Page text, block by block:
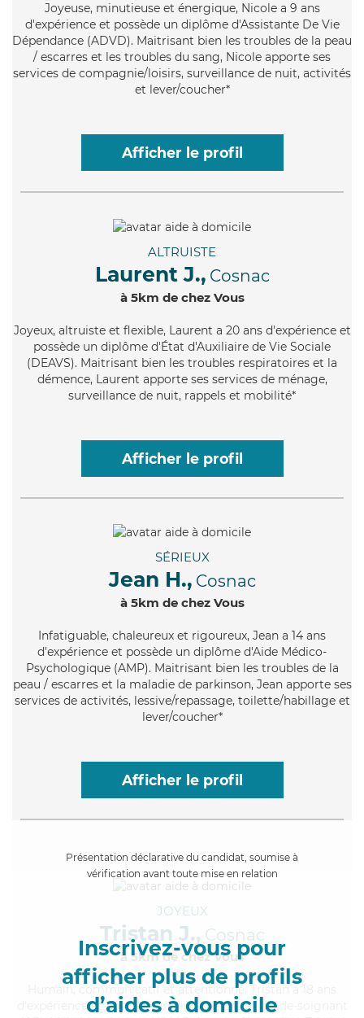
Joyeuse, minutieuse et énergique, Nicole a 9 ans
d'expérience et possède un diplôme d'Assistante De Vie
Dépendance (ADVD). Maitrisant bien les troubles de la peau
/ escarres et les troubles du sang, Nicole apporte ses
services de compagnie/loisirs, surveillance de nuit, activités
et lever/coucher*
Afficher le profil
ALTRUISTE
Laurent J., Cosnac
à 5km de chez Vous
Joyeux, altruiste et flexible, Laurent a 20 ans d'expérience et
possède un diplôme d'État d'Auxiliaire de Vie Sociale
(DEAVS). Maitrisant bien les troubles respiratoires et la
démence, Laurent apporte ses services de ménage,
surveillance de nuit, rappels et mobilité*
Afficher le profil
SÉRIEUX
Jean H., Cosnac
à 5km de chez Vous
Infatiguable, chaleureux et rigoureux, Jean a 14 ans
d'expérience et possède un diplôme d'Aide Médico-
Psychologique (AMP). Maitrisant bien les troubles de la
peau / escarres et la maladie de parkinson, Jean apporte ses
services de activités, lessive/repassage, toilette/habillage et
lever/coucher*
Afficher le profil
Présentation déclarative du candidat, soumise à
vérification avant toute mise en relation
Inscrivez-vous pour
afficher plus de profils
d’aides à domicile
JOYEUX
Tristan J., Cosnac
à 5km de chez Vous
, communicatif et attentionné, Tristan a 18 ans
d'expérience et possède un diplôme d'Etat d'aide-soignant